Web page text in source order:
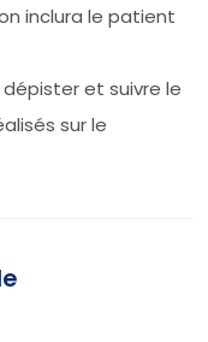
inclura le patient
et suivre le
sur le